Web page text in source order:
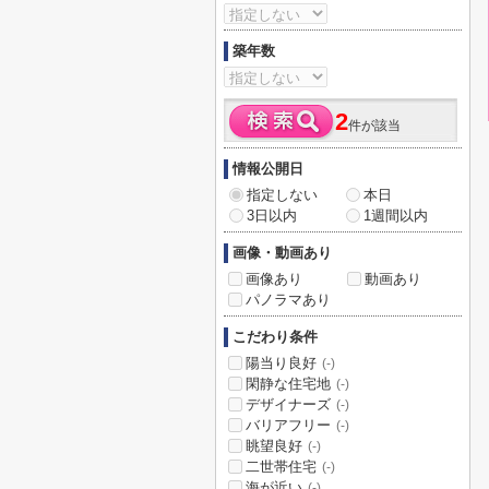
築年数
2件が該当
情報公開日
指定しない
本日
3日以内
1週間以内
画像・動画あり
画像あり
動画あり
パノラマあり
こだわり条件
陽当り良好 (-)
閑静な住宅地 (-)
デザイナーズ (-)
バリアフリー (-)
眺望良好 (-)
二世帯住宅 (-)